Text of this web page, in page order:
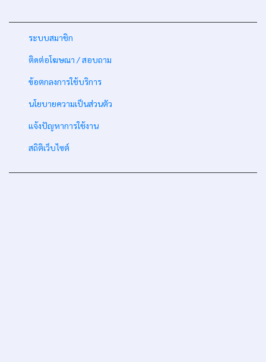
ระบบสมาชิก
ติดต่อโฆษณา / สอบถาม
ข้อตกลงการใช้บริการ
นโยบายความเป็นส่วนตัว
แจ้งปัญหาการใช้งาน
สถิติเว็บไซต์